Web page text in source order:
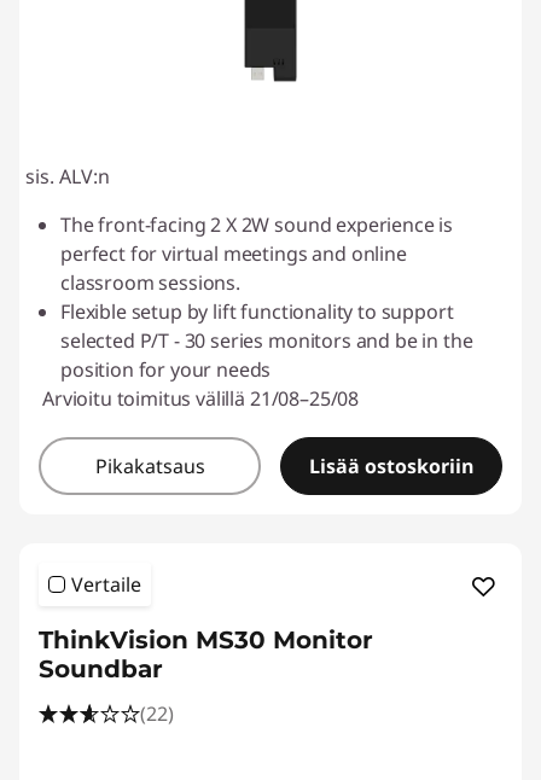
sis. ALV:n
The front-facing 2 X 2W sound experience is
perfect for virtual meetings and online
classroom sessions.
Flexible setup by lift functionality to support
selected P/T - 30 series monitors and be in the
position for your needs
Arvioitu toimitus välillä 21/08–25/08
Pikakatsaus Lisää ostoskoriin
Vertaile
ThinkVision MS30 Monitor
Soundbar
(22)